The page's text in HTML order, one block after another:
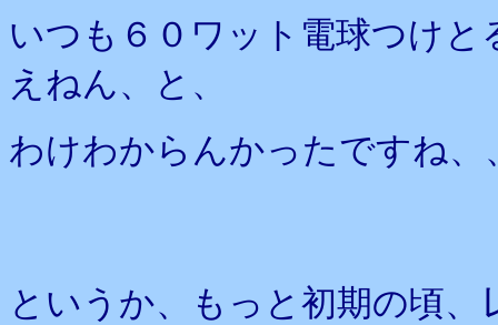
いつも６０ワット電球つけ
えねん、と、
わけわからんかったですね、
というか、もっと初期の頃、